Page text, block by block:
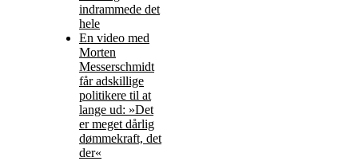
indrammede det
hele
En video med
Morten
Messerschmidt
får adskillige
politikere til at
lange ud: »Det
er meget dårlig
dømmekraft, det
der«